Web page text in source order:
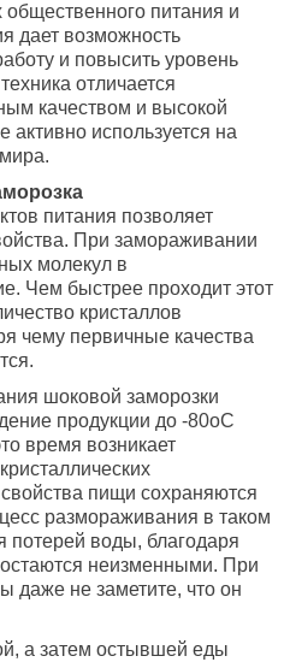
питания и
дает возможность
и повысить уровень
отличается
качеством и высокой
используется на
питания позволяет
При замораживании
молекул в
Чем быстрее проходит этот
кристаллов
чему первичные качества
шоковой заморозки
продукции до -80оС
время возникает
пищи сохраняются
размораживания в таком
потерей воды, благодаря
неизменными. При
даже не заметите, что он
а затем остывшей еды